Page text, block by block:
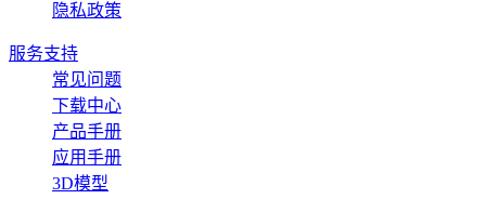
隐私政策
服务支持
常见问题
下载中心
产品手册
应用手册
3D模型